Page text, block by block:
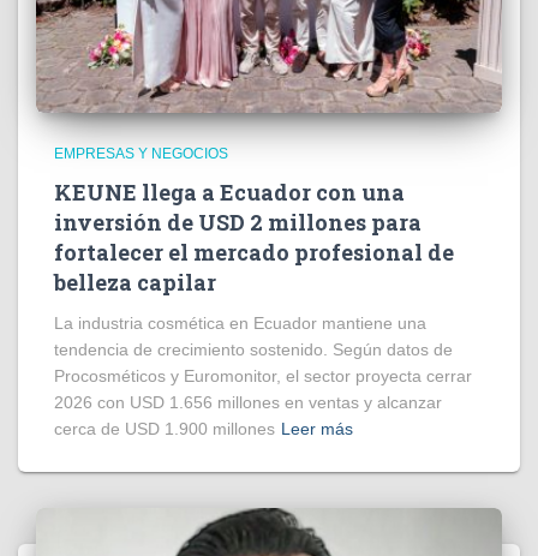
EMPRESAS Y NEGOCIOS
KEUNE llega a Ecuador con una
inversión de USD 2 millones para
fortalecer el mercado profesional de
belleza capilar
La industria cosmética en Ecuador mantiene una
tendencia de crecimiento sostenido. Según datos de
Procosméticos y Euromonitor, el sector proyecta cerrar
2026 con USD 1.656 millones en ventas y alcanzar
cerca de USD 1.900 millones Leer más